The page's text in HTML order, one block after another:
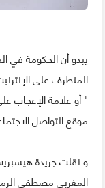
يبدو أن الحكومة في
المتطرف على
" أو علامة الإعجاب
موقع التواصل
و نقلت جريدة
المغربي مصطفى